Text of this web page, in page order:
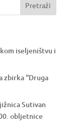
iseljeništvu i
zbirka “Druga
Sutivan
obljetnice